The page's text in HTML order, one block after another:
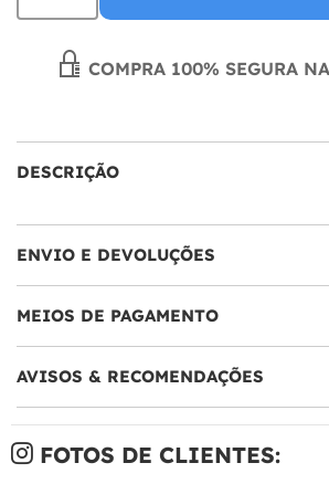
COMPRA 100% SEGURA
DESCRIÇÃO
ENVIO E DEVOLUÇÕES
MEIOS DE PAGAMENTO
AVISOS & RECOMENDAÇÕES
FOTOS DE CLIENTES: